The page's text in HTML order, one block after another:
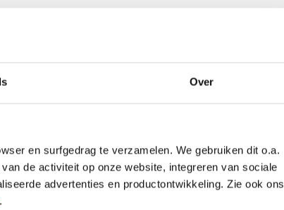
Over
en surfgedrag te verzamelen. We gebruiken dit o.a.
de activiteit op onze website, integreren van sociale
advertenties en productontwikkeling. Zie ook ons
.
zou
en rekenen met
passagiers